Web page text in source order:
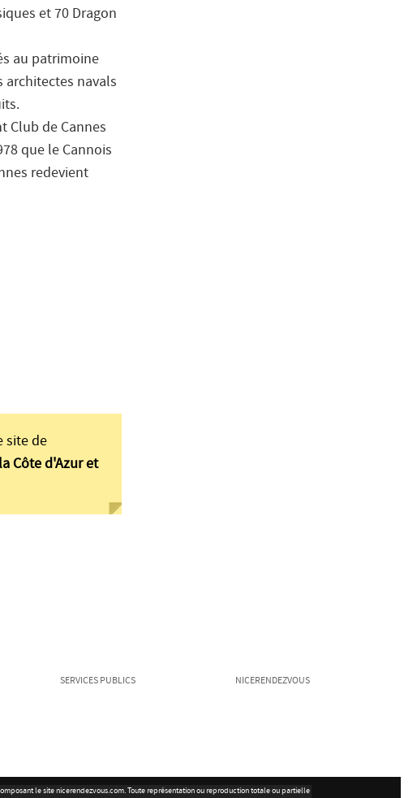
et 70 Dragon
au patrimoine
navals
Club de Cannes
que le Cannois
redevient
site de
Côte d'Azur et
SERVICES PUBLICS NICERENDEZVOUS
le site nicerendezvous.com. Toute représentation ou reproduction totale ou partielle